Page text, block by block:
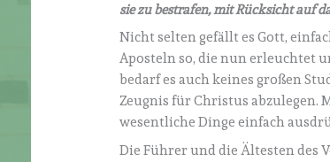
sie zu bestrafen, mit Rücksicht auf
Nicht selten gefällt es Gott,
Aposteln so, die nun erleuchtet
bedarf es auch keines großen
Zeugnis für Christus abzulegen.
wesentliche Dinge einfach
Die Führer und die Ältesten des